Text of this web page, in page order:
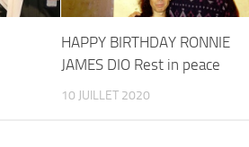
HAPPY BIRTHDAY RONNIE
JAMES DIO Rest in peace
10 JUILLET 2020